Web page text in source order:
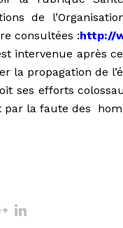
de
consultées :http://
intervenue après
la propagation de
ses efforts
par la faute des